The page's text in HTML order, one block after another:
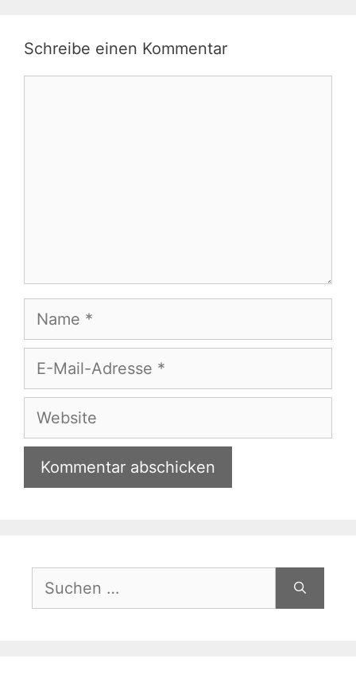
Schreibe einen Kommentar
Name
E-
Adresse
Website
nach: